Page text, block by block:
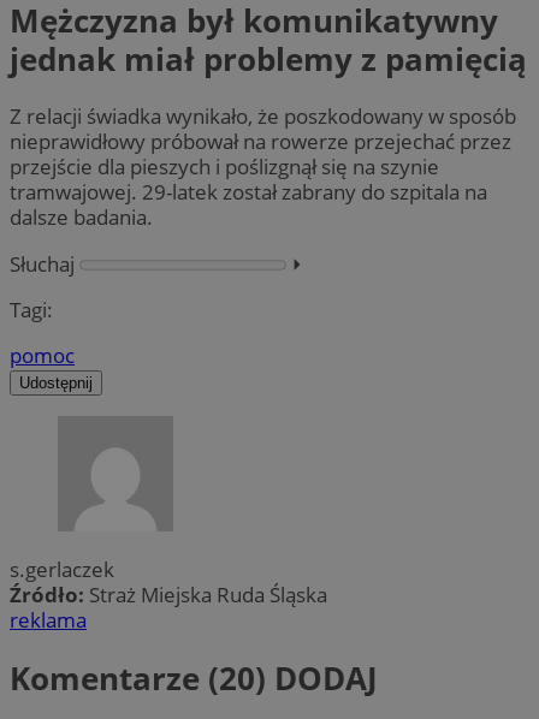
Mężczyzna był komunikatywny
jednak miał problemy z pamięcią
Z relacji świadka wynikało, że poszkodowany w sposób
nieprawidłowy próbował na rowerze przejechać przez
przejście dla pieszych i poślizgnął się na szynie
tramwajowej. 29-latek został zabrany do szpitala na
dalsze badania.
Słuchaj
⏵︎
Tagi:
pomoc
Udostępnij
s.gerlaczek
Źródło: Straż Miejska Ruda Śląska
reklama
Komentarze (20) DODAJ